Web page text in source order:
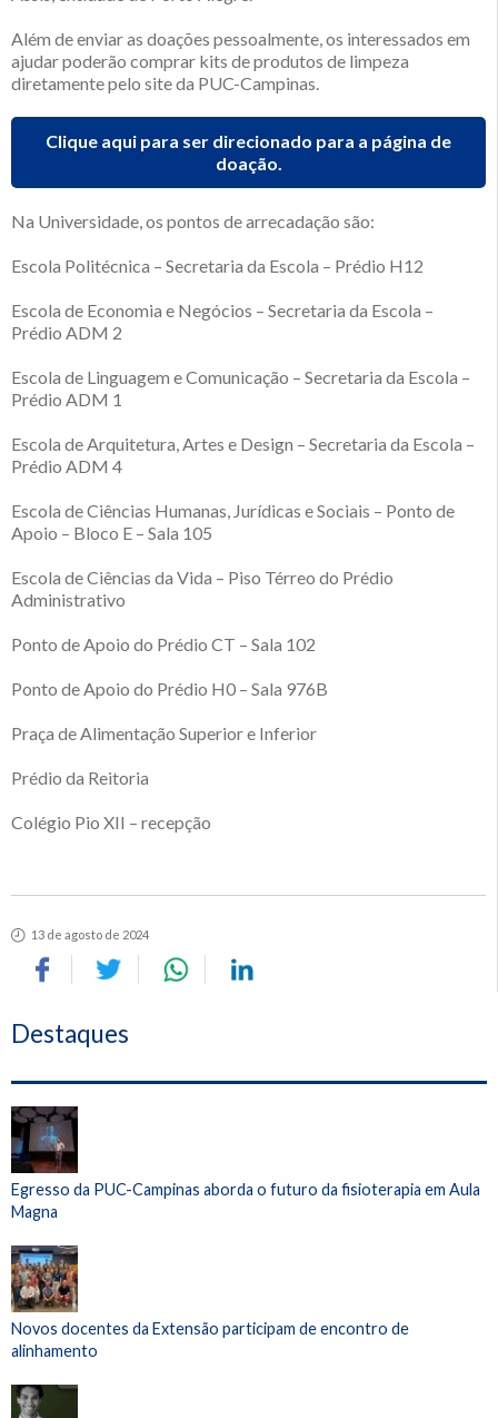
Além de enviar as doações pessoalmente, os interessados em
ajudar poderão comprar kits de produtos de limpeza
diretamente pelo site da PUC-Campinas.
Clique aqui para ser direcionado para a página de
doação.
Na Universidade, os pontos de arrecadação são:
Escola Politécnica – Secretaria da Escola – Prédio H12
Escola de Economia e Negócios – Secretaria da Escola –
Prédio ADM 2
Escola de Linguagem e Comunicação – Secretaria da Escola –
Prédio ADM 1
Escola de Arquitetura, Artes e Design – Secretaria da Escola –
Prédio ADM 4
Escola de Ciências Humanas, Jurídicas e Sociais – Ponto de
Apoio – Bloco E – Sala 105
Escola de Ciências da Vida – Piso Térreo do Prédio
Administrativo
Ponto de Apoio do Prédio CT – Sala 102
Ponto de Apoio do Prédio H0 – Sala 976B
Praça de Alimentação Superior e Inferior
Prédio da Reitoria
Colégio Pio XII – recepção
13 de agosto de 2024
Destaques
Egresso da PUC-Campinas aborda o futuro da fisioterapia em Aula
Magna
Novos docentes da Extensão participam de encontro de
alinhamento